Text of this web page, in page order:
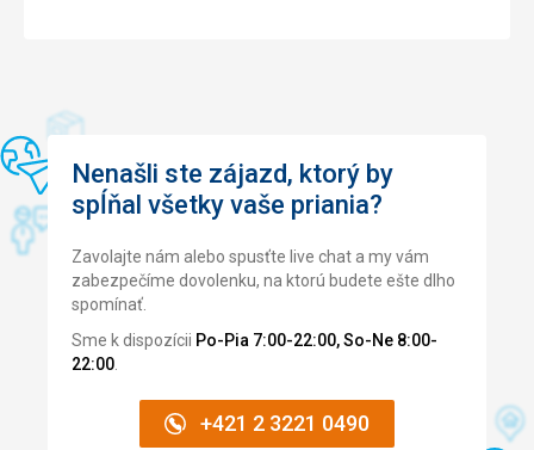
roztancoval... ????
Nenašli ste zájazd, ktorý by
spĺňal všetky vaše priania?
Zavolajte nám alebo spusťte live chat a my vám
zabezpečíme dovolenku, na ktorú budete ešte dlho
spomínať.
Sme k dispozícii Po-Pia 7:00-22:00, So-Ne 8:00-
22:00.
+421 2 3221 0490